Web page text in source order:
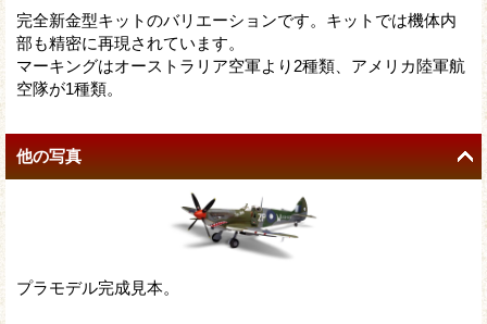
完全新金型キットのバリエーションです。キットでは機体内
部も精密に再現されています。
マーキングはオーストラリア空軍より2種類、アメリカ陸軍航
空隊が1種類。
他の写真
プラモデル完成見本。